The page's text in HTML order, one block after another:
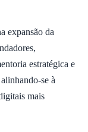
expansão da
estratégica e
se à
mais